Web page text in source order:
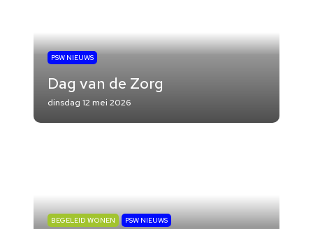
PSW NIEUWS
Dag van de Zorg
dinsdag 12 mei 2026
BEGELEID WONEN PSW NIEUWS